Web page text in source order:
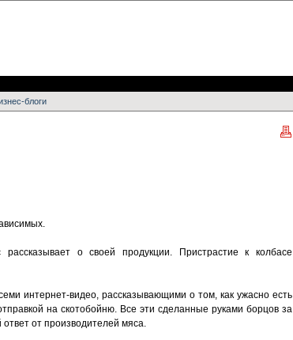
блоги
о своей продукции. Пристрастие к колбасе
интернет-видео, рассказывающими о том, как ужасно есть
на скотобойню. Все эти сделанные руками борцов за
от производителей мяса.